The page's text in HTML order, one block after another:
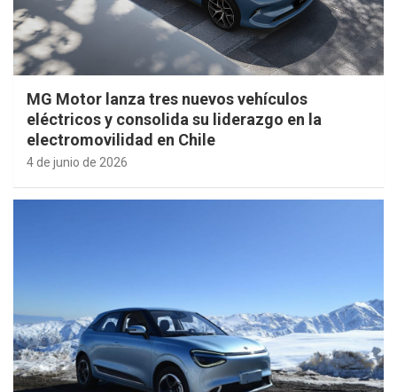
MG Motor lanza tres nuevos vehículos
eléctricos y consolida su liderazgo en la
electromovilidad en Chile
4 de junio de 2026